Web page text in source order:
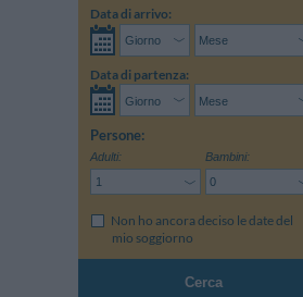
Data di arrivo:
Data di partenza:
Persone:
Adulti: Bambini:
Non ho ancora deciso le date del
mio soggiorno
Cerca